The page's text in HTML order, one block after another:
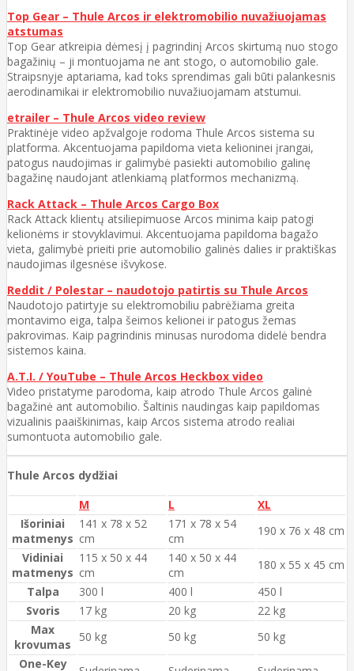
Top Gear – Thule Arcos ir elektromobilio nuvažiuojamas
atstumas
Top Gear atkreipia dėmesį į pagrindinį Arcos skirtumą nuo stogo
bagažinių – ji montuojama ne ant stogo, o automobilio gale.
Straipsnyje aptariama, kad toks sprendimas gali būti palankesnis
aerodinamikai ir elektromobilio nuvažiuojamam atstumui.
etrailer – Thule Arcos video review
Praktinėje video apžvalgoje rodoma Thule Arcos sistema su
platforma. Akcentuojama papildoma vieta kelioninei įrangai,
patogus naudojimas ir galimybė pasiekti automobilio galinę
bagažinę naudojant atlenkiamą platformos mechanizmą.
Rack Attack – Thule Arcos Cargo Box
Rack Attack klientų atsiliepimuose Arcos minima kaip patogi
kelionėms ir stovyklavimui. Akcentuojama papildoma bagažo
vieta, galimybė prieiti prie automobilio galinės dalies ir praktiškas
naudojimas ilgesnėse išvykose.
Reddit / Polestar – naudotojo patirtis su Thule Arcos
Naudotojo patirtyje su elektromobiliu pabrėžiama greita
montavimo eiga, talpa šeimos kelionei ir patogus žemas
pakrovimas. Kaip pagrindinis minusas nurodoma didelė bendra
sistemos kaina.
A.T.I. / YouTube – Thule Arcos Heckbox video
Video pristatyme parodoma, kaip atrodo Thule Arcos galinė
bagažinė ant automobilio. Šaltinis naudingas kaip papildomas
vizualinis paaiškinimas, kaip Arcos sistema atrodo realiai
sumontuota automobilio gale.
Thule Arcos dydžiai
M
L
XL
Išoriniai
matmenys
141 x 78 x 52
cm
171 x 78 x 54
cm
190 x 76 x 48 cm
Vidiniai
matmenys
115 x 50 x 44
cm
140 x 50 x 44
cm
180 x 55 x 45 cm
Talpa
300 l 400 l
450 l
Svoris
17 kg 20 kg
22 kg
Max
krovumas
50 kg 50 kg
50 kg
One-Key